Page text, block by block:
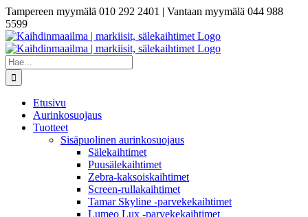
Skip
to
content
Tampereen myymälä 010 292 2401 | Vantaan myymälä 044 988
5599
Etsi
...
Etusivu
Aurinkosuojaus
Tuotteet
Sisäpuolinen aurinkosuojaus
Sälekaihtimet
Puusälekaihtimet
Zebra-kaksoiskaihtimet
Screen-rullakaihtimet
Tamar Skyline -parvekekaihtimet
Lumeo Lux -parvekekaihtimet